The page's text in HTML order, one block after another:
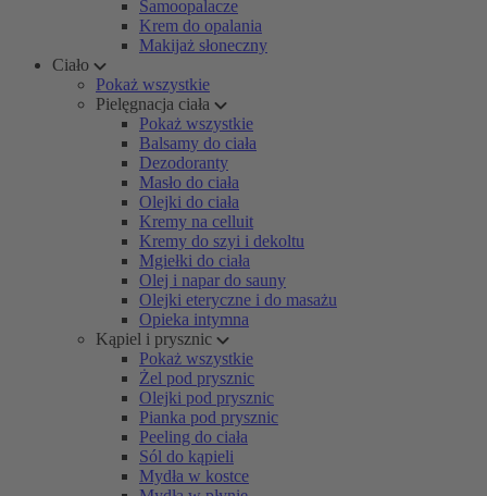
Samoopalacze
Krem do opalania
Makijaż słoneczny
Ciało
Pokaż wszystkie
Pielęgnacja ciała
Pokaż wszystkie
Balsamy do ciała
Dezodoranty
Masło do ciała
Olejki do ciała
Kremy na celluit
Kremy do szyi i dekoltu
Mgiełki do ciała
Olej i napar do sauny
Olejki eteryczne i do masażu
Opieka intymna
Kąpiel i prysznic
Pokaż wszystkie
Żel pod prysznic
Olejki pod prysznic
Pianka pod prysznic
Peeling do ciała
Sól do kąpieli
Mydła w kostce